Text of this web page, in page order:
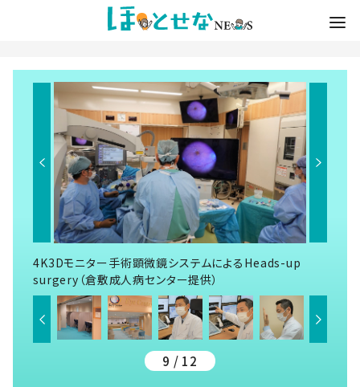
4K3Dモニター手術顕微鏡システムによるHeads-up
surgery（倉敷成人病センター提供）
9 / 12